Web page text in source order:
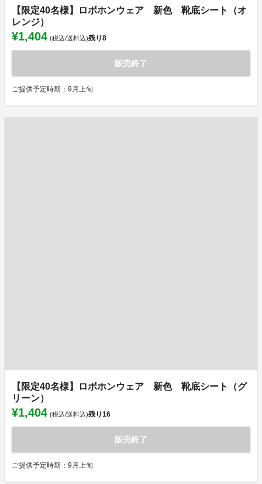
【限定40名様】ロボホンウェア 新色 靴底シート（オ
レンジ）
¥1,404 (税込/送料込)残り8
販売終了
ご提供予定時期：9月上旬
【限定40名様】ロボホンウェア 新色 靴底シート（グ
リーン）
¥1,404 (税込/送料込)残り16
販売終了
ご提供予定時期：9月上旬